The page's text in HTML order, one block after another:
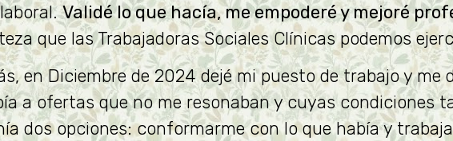
Validé lo que hacía, me empoderé y mejoré
que las Trabajadoras Sociales Clínicas podemos
en Diciembre de 2024 dejé mi puesto de trabajo y me
a ofertas que no me resonaban y cuyas condiciones
dos opciones: conformarme con lo que había y